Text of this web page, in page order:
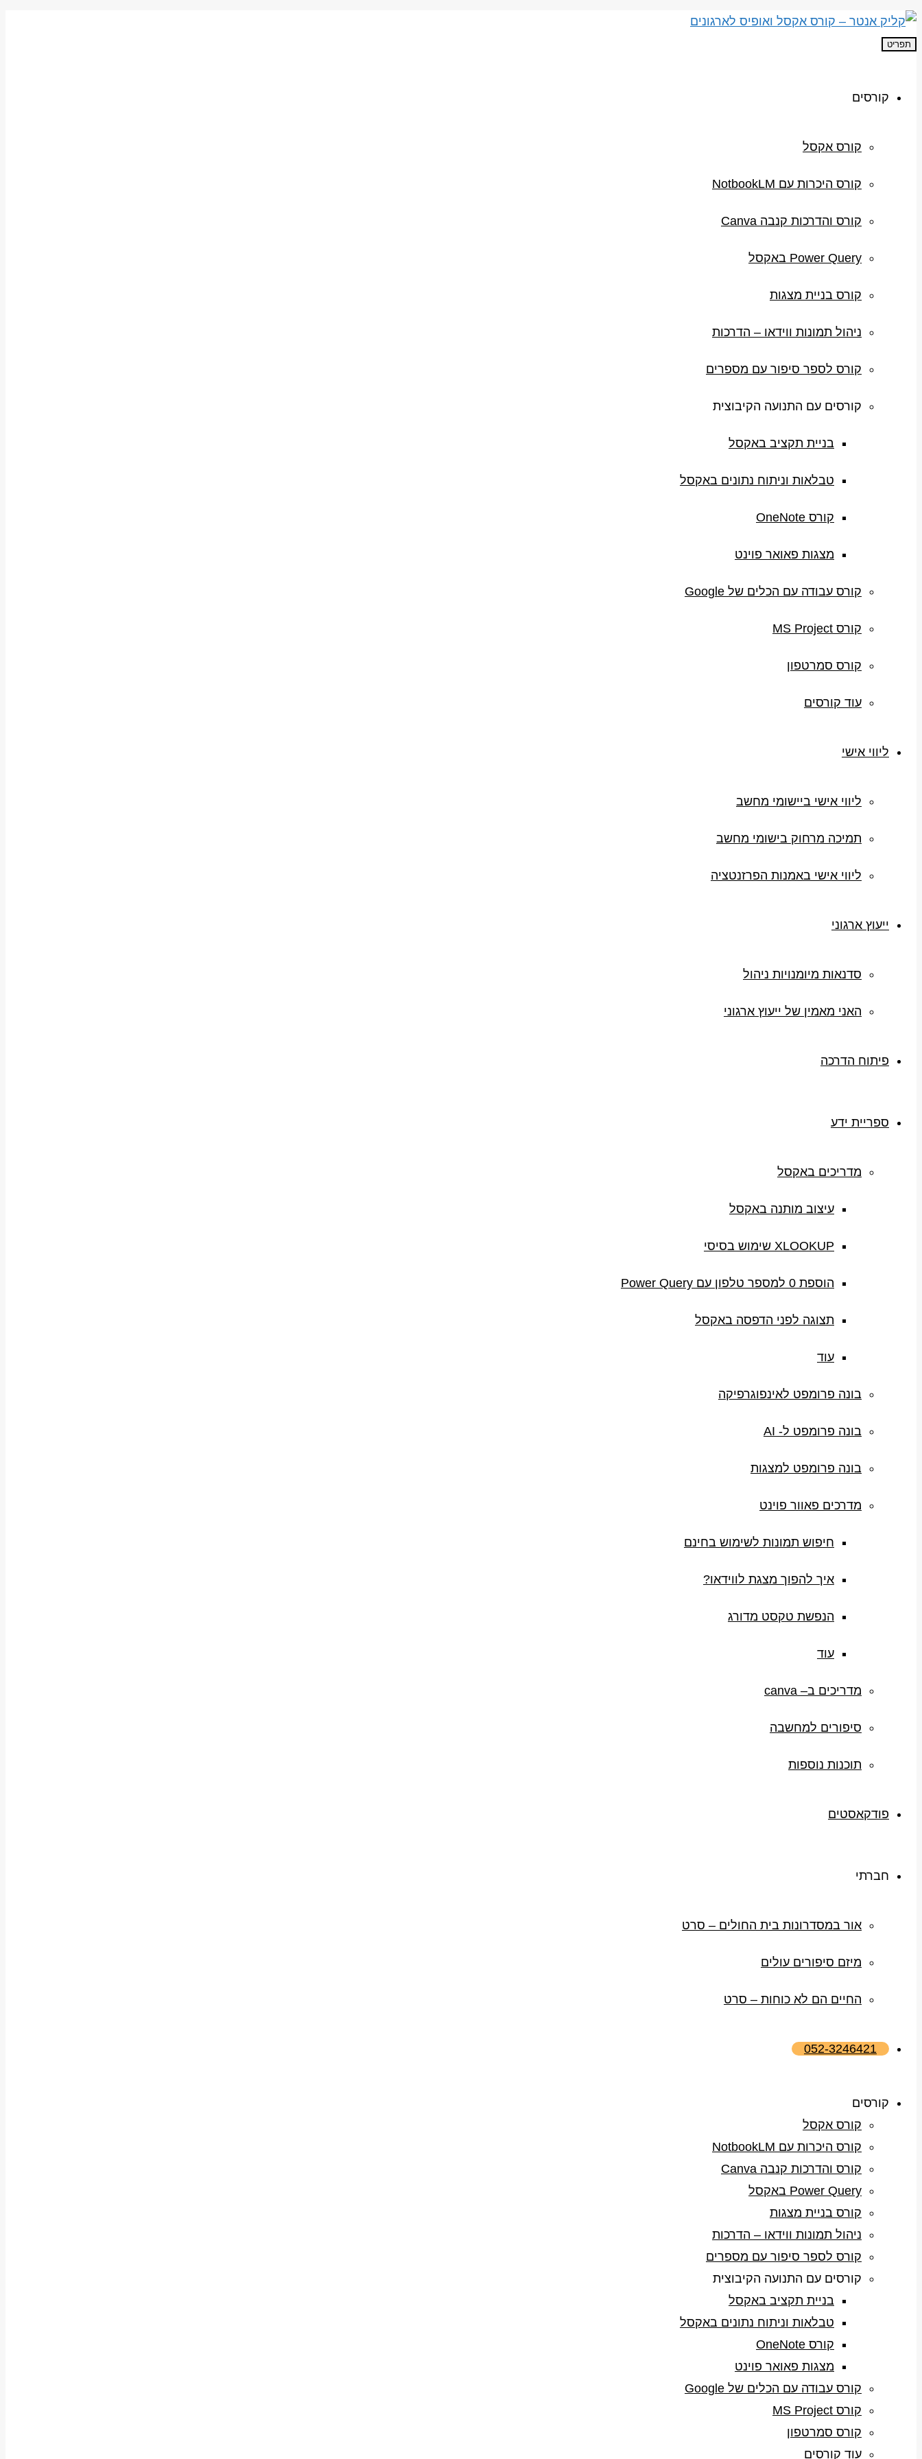
תפריט
קורסים
קורס אקסל
קורס היכרות עם NotbookLM
קורס והדרכות קנבה Canva
Power Query באקסל
קורס בניית מצגות
ניהול תמונות ווידאו – הדרכות
קורס לספר סיפור עם מספרים
קורסים עם התנועה הקיבוצית
בניית תקציב באקסל
טבלאות וניתוח נתונים באקסל
קורס OneNote
מצגות פאואר פוינט
קורס עבודה עם הכלים של Google
קורס MS Project
קורס סמרטפון
עוד קורסים
ליווי אישי
ליווי אישי ביישומי מחשב
תמיכה מרחוק בישומי מחשב
ליווי אישי באמנות הפרזנטציה
ייעוץ ארגוני
סדנאות מיומנויות ניהול
האני מאמין של ייעוץ ארגוני
פיתוח הדרכה
ספריית ידע
מדריכים באקסל
עיצוב מותנה באקסל
XLOOKUP שימוש בסיסי
הוספת 0 למספר טלפון עם Power Query
תצוגה לפני הדפסה באקסל
עוד
בונה פרומפט לאינפוגרפיקה
בונה פרומפט ל- AI
בונה פרומפט למצגות
מדרכים פאוור פוינט
חיפוש תמונות לשימוש בחינם
איך להפוך מצגת לווידאו?
הנפשת טקסט מדורג
עוד
מדריכים ב– canva
סיפורים למחשבה
תוכנות נוספות
פודקאסטים
חברתי
אור במסדרונות בית החולים – סרט
מיזם סיפורים עולים
החיים הם לא כוחות – סרט
052-3246421
קורסים
קורס אקסל
קורס היכרות עם NotbookLM
קורס והדרכות קנבה Canva
Power Query באקסל
קורס בניית מצגות
ניהול תמונות ווידאו – הדרכות
קורס לספר סיפור עם מספרים
קורסים עם התנועה הקיבוצית
בניית תקציב באקסל
טבלאות וניתוח נתונים באקסל
קורס OneNote
מצגות פאואר פוינט
קורס עבודה עם הכלים של Google
קורס MS Project
קורס סמרטפון
עוד קורסים